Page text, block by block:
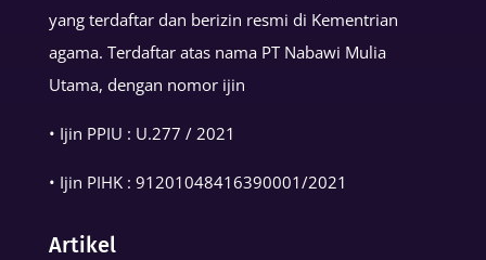
yang terdaftar dan berizin resmi di Kementrian
agama. Terdaftar atas nama PT Nabawi Mulia
Utama, dengan nomor ijin
• Ijin PPIU : U.277 / 2021
• Ijin PIHK : 91201048416390001/2021
Artikel